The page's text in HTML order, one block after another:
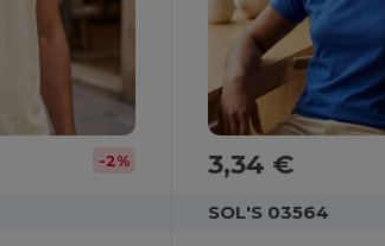
-2% 3,34 €
SOL'S 03564